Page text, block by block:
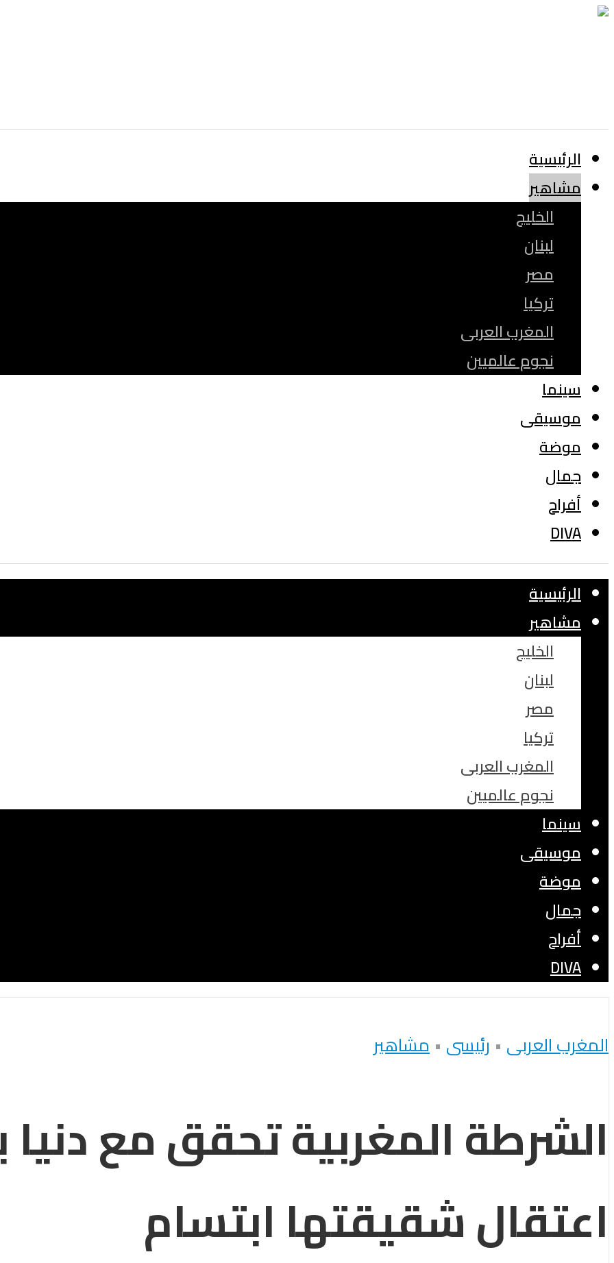
الرئيسية
مشاهير
الخليج
لبنان
مصر
تركيا
المغرب العربى
نجوم عالميين
سينما
موسيقى
موضة
جمال
أفراح
DIVA
الرئيسية
مشاهير
الخليج
لبنان
مصر
تركيا
المغرب العربى
نجوم عالميين
سينما
موسيقى
موضة
جمال
أفراح
DIVA
المغرب العربى • رئيسى •مشاهير
الشرطة المغربية تحقق مع
اعتقال شقيقتها ابتسام